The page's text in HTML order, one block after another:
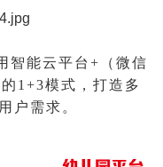
智能云平台 +（微信
1+3模式，打造多
户需求。